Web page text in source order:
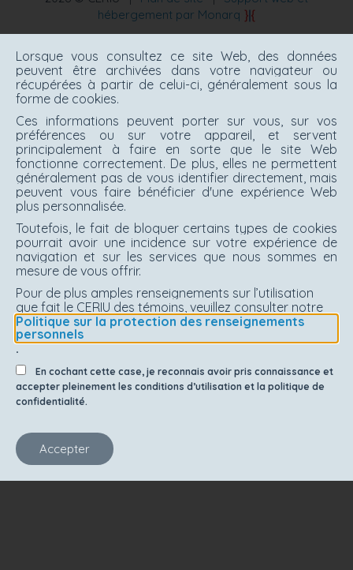
hébergement par Monarq
Lorsque vous consultez ce site Web, des données
peuvent être archivées dans votre navigateur ou
récupérées à partir de celui-ci, généralement sous la
forme de cookies.
Ces informations peuvent porter sur vous, sur vos
préférences ou sur votre appareil, et servent
principalement à faire en sorte que le site Web
fonctionne correctement. De plus, elles ne permettent
généralement pas de vous identifier directement, mais
peuvent vous faire bénéficier d'une expérience Web
plus personnalisée.
Toutefois, le fait de bloquer certains types de cookies
pourrait avoir une incidence sur votre expérience de
navigation et sur les services que nous sommes en
mesure de vous offrir.
Pour de plus amples renseignements sur l’utilisation
que fait le CERIU des témoins, veuillez consulter notre
Politique sur la protection des renseignements
personnels
.
En cochant cette case, je reconnais avoir pris connaissance et
accepter pleinement les conditions d’utilisation et la politique de
confidentialité.
Accepter